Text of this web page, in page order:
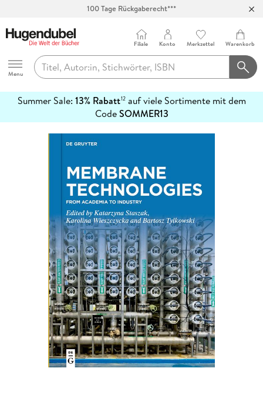
100 Tage Rückgaberecht***
Hugendubel
Menu
Filiale Konto Merkzettel Warenkorb
Summer Sale: 13% Rabatt12auf viele Sortimente mit dem
CodeSOMMER13
erfahren